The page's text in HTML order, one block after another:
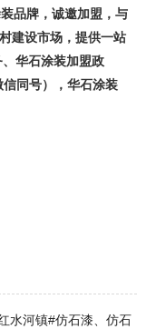
品牌，诚邀加盟，与
建设市场，提供一站
华石涂装加盟政
信同号），华石涂装
水河镇#仿石漆、仿石